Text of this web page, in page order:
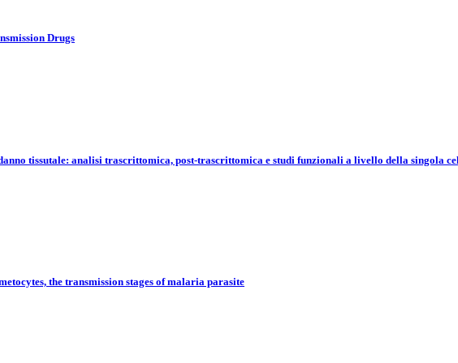
Drugs
tissutale: analisi trascrittomica, post-trascrittomica e studi funzionali a livello della singola
the transmission stages of malaria parasite